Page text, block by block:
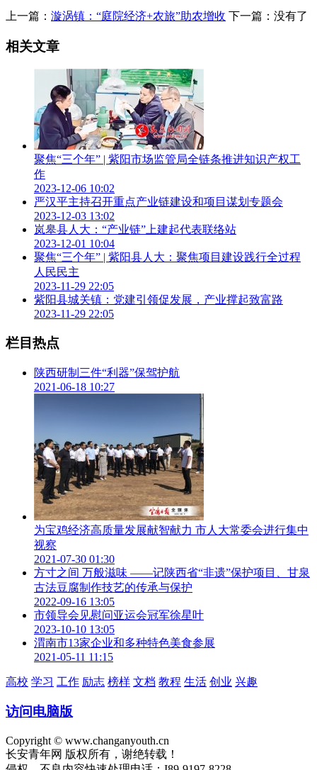
体验采摘、定制茶叶礼品等权益，实现从茶园到茶杯的深度体
验。
发展茶旅+民宿茶旅+研学茶旅+康养等茶文旅融合新业态，打
产与乡村旅游的有机结合。该县文旅广电局局长乌胜鸿说，后
续，还围绕茶旅融合发展思路，采取政府引导、企业运营、群
众参与的模式，持续投资改造，到2025年要初步形成服务体系
健全、旅游线路完整、文化主题显现、旅游产品丰富，陕西知
名的茶旅融合型文化景区。
茶产业发展路子宽了，当地群众增收的路也宽了。
这几年，茶山一天一个样，来这里的游客越来越多。看到家乡
发展带来的美好前景，在外务工的赵丽丽夫妇也回到了村子，
办起了农家乐和民宿，如今生意很是红火，年收入超过20万
元。
在观江茶室，笔者看到了正在为游客准备茶点的村民陈远群。
朋友们都很羡慕我，每天准时准点上下班，既照顾了家还能拿
工资。
经过多年努力，营梁村茶产业蓬勃发展，成立了多家专业合作
社，全村旅游从业人员150人左右，许多村民依靠茶叶和旅游
两项产业，年收入达到10万元以上。
今年以来，紫阳县坚持以全域旅游示范县创建为总抓手，以汉
江宿集高端民宿集群为突破口，紧紧围绕全县4+3产业链，聚
力实施生态旅游十大工程，推动各要素协同发展。同时，由县
级领导主抓，县文旅广电局牵头，相关县级部门配合，大力实
施旅游+康养+战略，不断完善茶+旅游文化+旅游等发展营销
新模式，实现全县茶文旅产业高质量发展。
上一篇： 漩涡镇：“庭院经济+农旅”助农增收 下一篇：没有了
相关文章
聚焦“三个年” | 紫阳市场监管局全链条推进知识产权工
作
2023-12-06 10:02
严汉平主持召开重点产业链建设和项目谋划专题会
2023-12-03 13:02
岚皋县人大：“产业链”上建起代表联络站
2023-12-01 10:04
聚焦“三个年” | 紫阳县人大：聚焦项目建设践行全过程
人民民主
2023-11-29 22:05
紫阳县城关镇：党建引领促发展，产业撑起致富路
2023-11-29 22:05
栏目热点
陕西研制三件“利器”保驾护航
2021-06-18 10:27
为宝鸡经济高质量发展献智献力 市人大常委会进行集中
视察
2021-07-30 01:30
方寸之间 万般滋味 ——记陕西省“非遗”保护项目、甘泉
古法豆腐制作技艺的传承与保护
2022-09-16 13:05
市领导会见慰问亚运会冠军徐星叶
2023-10-10 13:05
渭南市13家企业和多种特色美食参展
2021-05-11 11:15
高校 学习 工作 励志 榜样 文档 教程 生活 创业 兴趣
访问电脑版
Copyright © www.changanyouth.cn
长安青年网 版权所有，谢绝转载！